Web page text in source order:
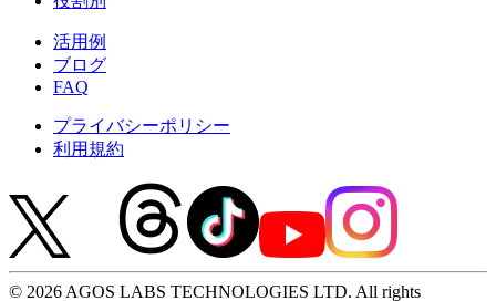
活用例
ブログ
FAQ
プライバシーポリシー
利用規約
© 2026 AGOS LABS TECHNOLOGIES LTD. All rights